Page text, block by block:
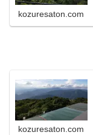
kozuresaton.com
kozuresaton.com